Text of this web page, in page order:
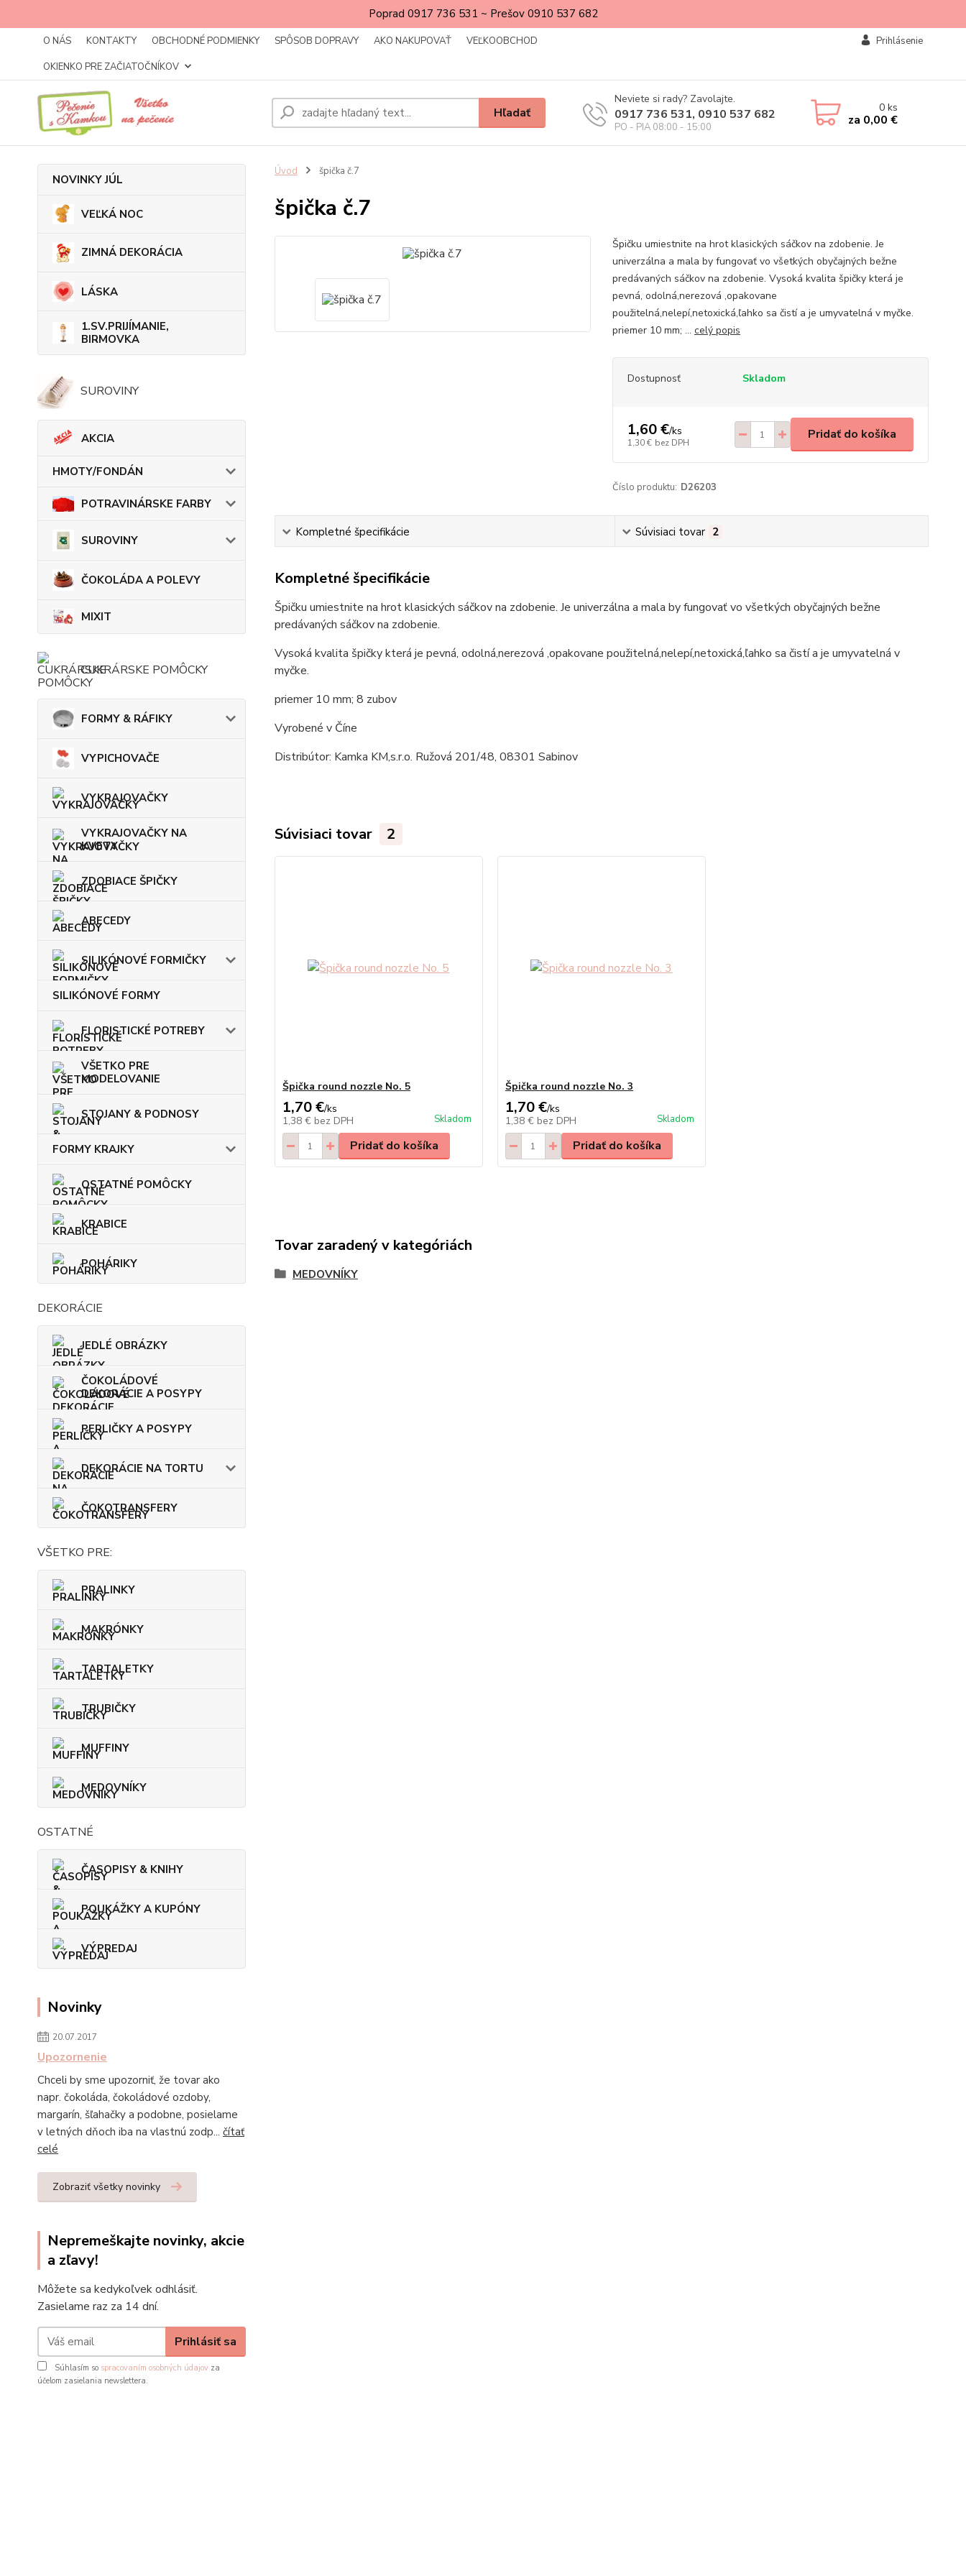
Poprad 0917 736 531 ~ Prešov 0910 537 682
O NÁS KONTAKTY OBCHODNÉ PODMIENKY SPÔSOB DOPRAVY AKO NAKUPOVAŤ
VEĽKOOBCHOD
OKIENKO PRE ZAČIATOČNÍKOV
Prihlásenie
Hľadať
Neviete si rady? Zavolajte.
0917 736 531, 0910 537 682
PO - PIA 08:00 - 15:00
0ks
za 0,00 €
NOVINKY JÚL
VEĽKÁ NOC
ZIMNÁ DEKORÁCIA
LÁSKA
1.SV.PRIJÍMANIE,
BIRMOVKA
SUROVINY
AKCIA
HMOTY/FONDÁN
POTRAVINÁRSKE FARBY
SUROVINY
ČOKOLÁDA A POLEVY
MIXIT
CUKRÁRSKE POMÔCKY
FORMY & RÁFIKY
VYPICHOVAČE
VYKRAJOVAČKY
VYKRAJOVAČKY NA
KVETY
ZDOBIACE ŠPIČKY
ABECEDY
SILIKÓNOVÉ FORMIČKY
SILIKÓNOVÉ FORMY
FLORISTICKÉ POTREBY
VŠETKO PRE
MODELOVANIE
STOJANY & PODNOSY
FORMY KRAJKY
OSTATNÉ POMÔCKY
KRABICE
POHÁRIKY
DEKORÁCIE
JEDLÉ OBRÁZKY
ČOKOLÁDOVÉ
DEKORÁCIE A POSYPY
PERLIČKY A POSYPY
DEKORÁCIE NA TORTU
ČOKOTRANSFERY
VŠETKO PRE:
PRALINKY
MAKRÓNKY
TARTALETKY
TRUBIČKY
MUFFINY
MEDOVNÍKY
OSTATNÉ
ČASOPISY & KNIHY
POUKÁŽKY A KUPÓNY
VÝPREDAJ
Novinky
20.07.2017
Upozornenie
Chceli by sme upozorniť, že tovar ako
napr. čokoláda, čokoládové ozdoby,
margarín, šľahačky a podobne, posielame
v letných dňoch iba na vlastnú zodp... čítať
celé
Zobraziť všetky novinky
Nepremeškajte novinky, akcie
a zľavy!
Môžete sa kedykoľvek odhlásiť.
Zasielame raz za 14 dní.
Prihlásiť sa
Súhlasím so spracovaním osobných údajov za
účelom zasielania newslettera.
Úvod špička č.7
špička č.7
Špičku umiestnite na hrot klasických sáčkov na zdobenie. Je
univerzálna a mala by fungovať vo všetkých obyčajných bežne
predávaných sáčkov na zdobenie. Vysoká kvalita špičky která je
pevná, odolná,nerezová ,opakovane
použitelná,nelepí,netoxická,ľahko sa čistí a je umyvatelná v myčke.
priemer 10 mm; ... celý popis
Dostupnosť Skladom
1,60 €/ks
1,30 € bez DPH
Pridať do košíka
Číslo produktu: D26203
Kompletné špecifikácie Súvisiaci tovar 2
Kompletné špecifikácie
Špičku umiestnite na hrot klasických sáčkov na zdobenie. Je univerzálna a mala by fungovať vo všetkých obyčajných bežne
predávaných sáčkov na zdobenie.
Vysoká kvalita špičky která je pevná, odolná,nerezová ,opakovane použitelná,nelepí,netoxická,ľahko sa čistí a je umyvatelná v
myčke.
priemer 10 mm; 8 zubov
Vyrobené v Číne
Distribútor: Kamka KM,s.r.o. Ružová 201/48, 08301 Sabinov
Súvisiaci tovar 2
Špička round nozzle No. 5
1,70 €/ks
1,38 € bez DPH Skladom
Pridať do košíka
Špička round nozzle No. 3
1,70 €/ks
1,38 € bez DPH Skladom
Pridať do košíka
Tovar zaradený v kategóriách
MEDOVNÍKY